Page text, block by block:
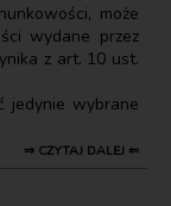
może
wydane przez
z art. 10 ust.
jedynie wybrane
⇒ CZYTAJ DALEJ ⇐